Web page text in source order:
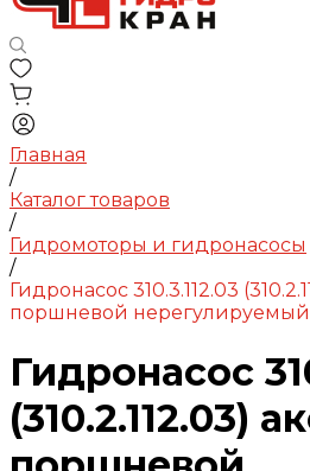
Главная
/
Каталог товаров
/
Гидромоторы и гидронасосы
/
Гидронасос 310.3.112.03
поршневой нерегулируемый
Гидронасос
(310.2.112.03)